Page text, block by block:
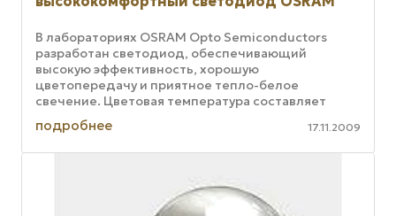
В лабораториях OSRAM Opto Semiconductors
разработан светодиод, обеспечивающий
высокую эффективность, хорошую
цветопередачу и приятное тепло-белое
свечение. Цветовая температура составляет
3000 градусов Кельвина, индекс цветопередачи
82, ...
подробнее 17.11.2009